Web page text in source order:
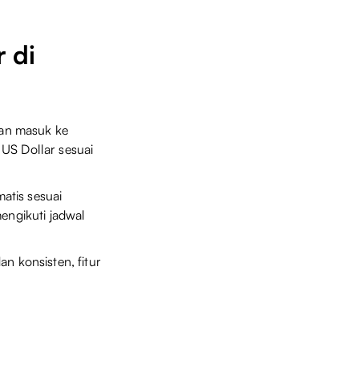
di
masuk ke
Dollar sesuai
sesuai
jadwal
konsisten, fitur